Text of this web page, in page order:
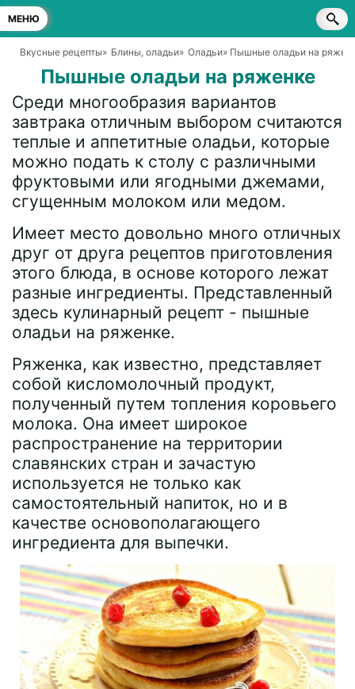
МЕНЮ
Вкусные рецепты» Блины, оладьи» Оладьи» Пышные оладьи на
Пышные оладьи на ряженке
Среди многообразия вариантов
завтрака отличным выбором считаются
теплые и аппетитные оладьи, которые
можно подать к столу с различными
фруктовыми или ягодными джемами,
сгущенным молоком или медом.
Имеет место довольно много отличных
друг от друга рецептов приготовления
этого блюда, в основе которого лежат
разные ингредиенты. Представленный
здесь кулинарный рецепт - пышные
оладьи на ряженке.
Ряженка, как известно, представляет
собой кисломолочный продукт,
полученный путем топления коровьего
молока. Она имеет широкое
распространение на территории
славянских стран и зачастую
используется не только как
самостоятельный напиток, но и в
качестве основополагающего
ингредиента для выпечки.